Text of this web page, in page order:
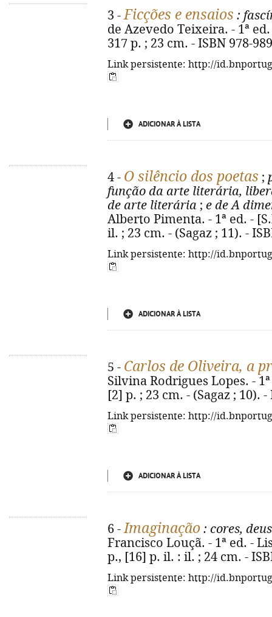
3 -Ficções e ensaios :
de Azevedo Teixeira. - 1ª
317 p. ; 23 cm. - ISBN 978-
Link persistente: http://
ADICIONAR À LISTA
4 - O silêncio dos poetas ;
função da arte literária,
de arte literária ; e de A
Alberto Pimenta. - 1ª ed. -
il. ; 23 cm. - (Sagaz ; 11). -
Link persistente: http://
ADICIONAR À LISTA
5 - Carlos de Oliveira, a
Silvina Rodrigues Lopes. -
[2] p. ; 23 cm. - (Sagaz ; 10).
Link persistente: http://
ADICIONAR À LISTA
6 -Imaginação : cores,
Francisco Louçã. - 1ª ed. -
p., [16] p. il. : il. ; 24 cm. -
Link persistente: http://